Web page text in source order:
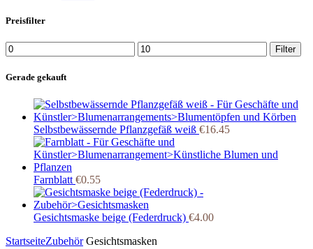
Preisfilter
Min.
Preis
Max.
Preis
Filter
Gerade gekauft
Selbstbewässernde Pflanzgefäß weiß €16.45
Farnblatt €0.55
Gesichtsmaske beige (Federdruck) €4.00
StartseiteZubehörGesichtsmasken